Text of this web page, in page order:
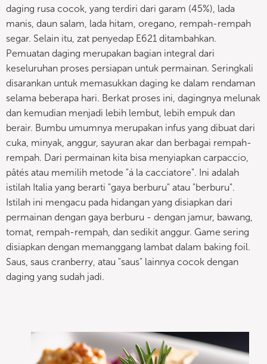
daging rusa cocok, yang terdiri dari garam (45%), lada
manis, daun salam, lada hitam, oregano, rempah-rempah
segar. Selain itu, zat penyedap E621 ditambahkan.
Pemuatan daging merupakan bagian integral dari
keseluruhan proses persiapan untuk permainan. Seringkali
disarankan untuk memasukkan daging ke dalam rendaman
selama beberapa hari. Berkat proses ini, dagingnya melunak
dan kemudian menjadi lebih lembut, lebih empuk dan
berair. Bumbu umumnya merupakan infus yang dibuat dari
cuka, minyak, anggur, sayuran akar dan berbagai rempah-
rempah. Dari permainan kita bisa menyiapkan carpaccio,
pâtés atau memilih metode "á la cacciatore". Ini adalah
istilah Italia yang berarti "gaya berburu" atau "berburu".
Istilah ini mengacu pada hidangan yang disiapkan dari
permainan dengan gaya berburu - dengan jamur, bawang,
tomat, rempah-rempah, dan sedikit anggur. Game sering
disiapkan dengan memanggang lambat dalam baking foil.
Saus, saus cranberry, atau "saus" lainnya cocok dengan
daging yang sudah jadi.